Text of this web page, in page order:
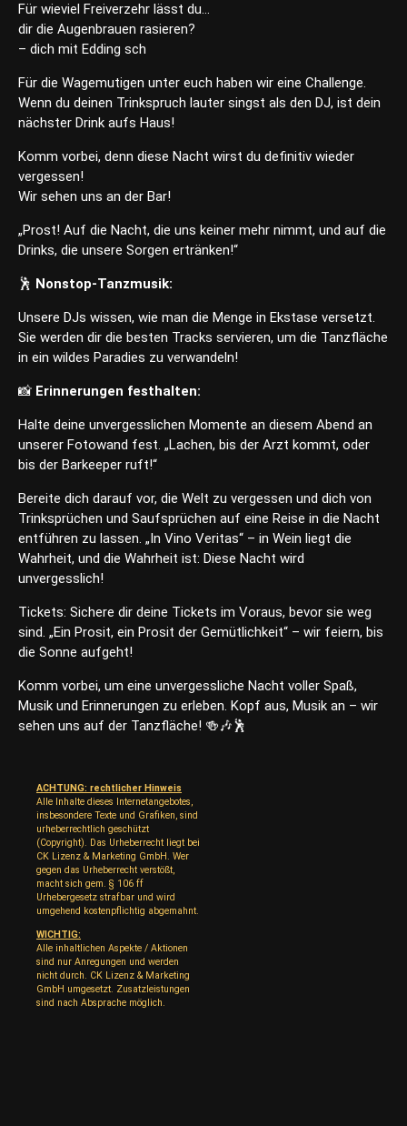
Für wieviel Freiverzehr lässt du…
dir die Augenbrauen rasieren?
– dich mit Edding sch
Für die Wagemutigen unter euch haben wir eine Challenge.
Wenn du deinen Trinkspruch lauter singst als den DJ, ist dein
nächster Drink aufs Haus!
Komm vorbei, denn diese Nacht wirst du definitiv wieder
vergessen!
Wir sehen uns an der Bar!
„Prost! Auf die Nacht, die uns keiner mehr nimmt, und auf die
Drinks, die unsere Sorgen ertränken!“
🕺 Nonstop-Tanzmusik:
Unsere DJs wissen, wie man die Menge in Ekstase versetzt.
Sie werden dir die besten Tracks servieren, um die Tanzfläche
in ein wildes Paradies zu verwandeln!
📸 Erinnerungen festhalten:
Halte deine unvergesslichen Momente an diesem Abend an
unserer Fotowand fest. „Lachen, bis der Arzt kommt, oder
bis der Barkeeper ruft!“
Bereite dich darauf vor, die Welt zu vergessen und dich von
Trinksprüchen und Saufsprüchen auf eine Reise in die Nacht
entführen zu lassen. „In Vino Veritas“ – in Wein liegt die
Wahrheit, und die Wahrheit ist: Diese Nacht wird
unvergesslich!
Tickets: Sichere dir deine Tickets im Voraus, bevor sie weg
sind. „Ein Prosit, ein Prosit der Gemütlichkeit“ – wir feiern, bis
die Sonne aufgeht!
Komm vorbei, um eine unvergessliche Nacht voller Spaß,
Musik und Erinnerungen zu erleben. Kopf aus, Musik an – wir
sehen uns auf der Tanzfläche! 🍻🎶🕺
ACHTUNG: rechtlicher Hinweis
Alle Inhalte dieses Internetangebotes,
insbesondere Texte und Grafiken, sind
urheberrechtlich geschützt
(Copyright). Das Urheberrecht liegt bei
CK Lizenz & Marketing GmbH. Wer
gegen das Urheberrecht verstößt,
macht sich gem. § 106 ff
Urhebergesetz strafbar und wird
umgehend kostenpflichtig abgemahnt.
WICHTIG:
Alle inhaltlichen Aspekte / Aktionen
sind nur Anregungen und werden
nicht durch. CK Lizenz & Marketing
GmbH umgesetzt. Zusatzleistungen
sind nach Absprache möglich.